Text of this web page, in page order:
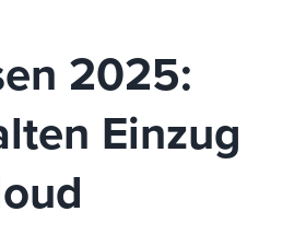
2025:
Einzug